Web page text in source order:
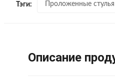
Тэги: Проложенные
Описание